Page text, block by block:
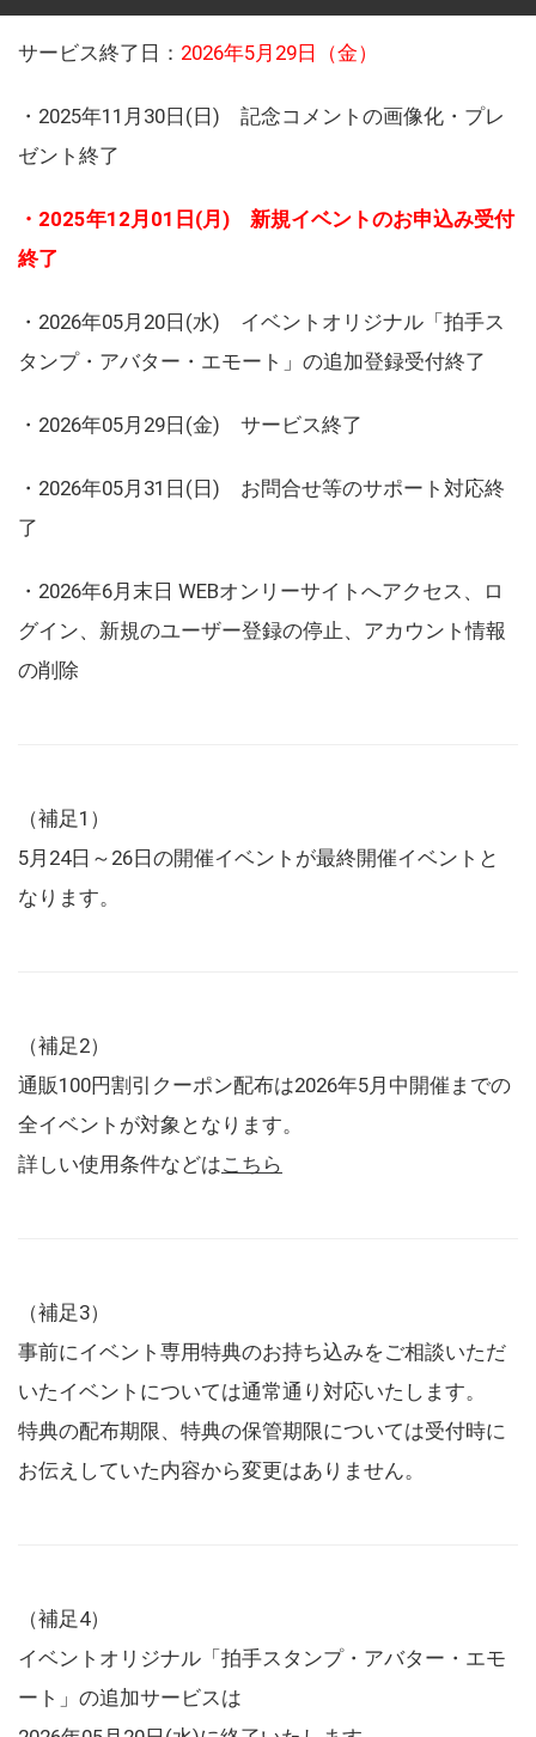
サービス終了日： 2026年5月29日（金）
・2025年11月30日(日) 記念コメントの画像化・プレ
ゼント終了
・2025年12月01日(月) 新規イベントのお申込み受付
終了
・2026年05月20日(水) イベントオリジナル「拍手ス
タンプ・アバター・エモート」の追加登録受付終了
・2026年05月29日(金) サービス終了
・2026年05月31日(日) お問合せ等のサポート対応終
了
・2026年6月末日 WEBオンリーサイトへアクセス、ロ
グイン、新規のユーザー登録の停止、アカウント情報
の削除
（補足1）
5月24日～26日の開催イベントが最終開催イベントと
なります。
（補足2）
通販100円割引クーポン配布は2026年5月中開催までの
全イベントが対象となります。
詳しい使用条件などはこちら
（補足3）
事前にイベント専用特典のお持ち込みをご相談いただ
いたイベントについては通常通り対応いたします。
特典の配布期限、特典の保管期限については受付時に
お伝えしていた内容から変更はありません。
（補足4）
イベントオリジナル「拍手スタンプ・アバター・エモ
ート」の追加サービスは